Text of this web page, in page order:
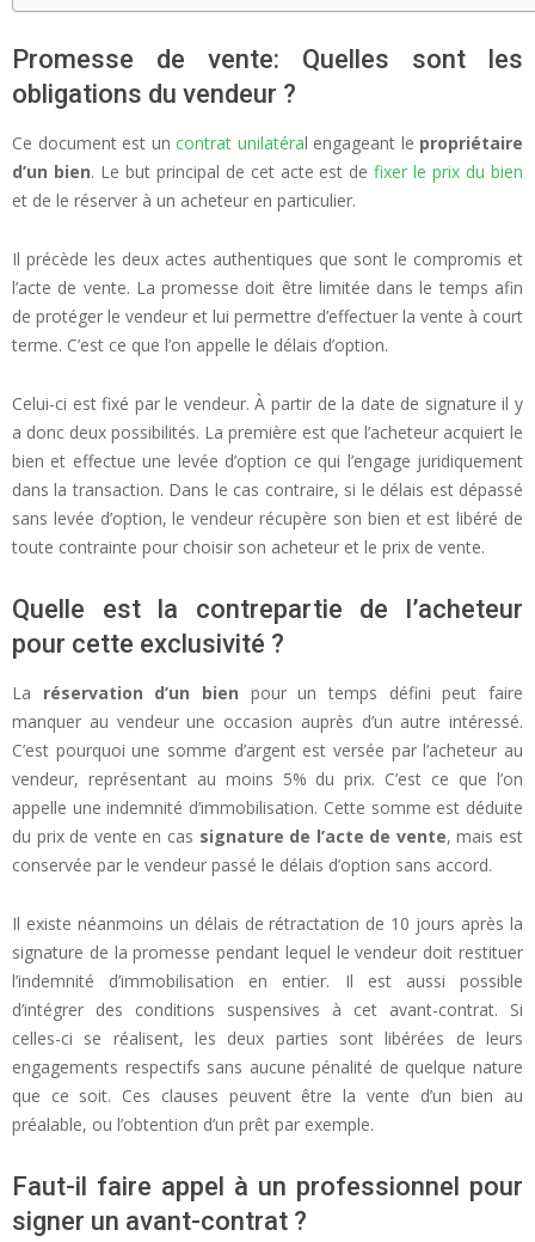
Promesse de vente: Quelles sont les
obligations du vendeur ?
Ce document est un contrat unilatéral engageant le propriétaire
d’un bien. Le but principal de cet acte est defixer le prix du bien
et de le réserver à un acheteur en particulier.
Il précède les deux actes authentiques que sont le compromis et
l’acte de vente. La promesse doit être limitée dans le temps afin
de protéger le vendeur et lui permettre d’effectuer la vente à court
terme. C’est ce que l’on appelle le délais d’option.
Celui-ci est fixé par le vendeur. À partir de la date de signature il y
a donc deux possibilités. La première est que l’acheteur acquiert le
bien et effectue une levée d’option ce qui l’engage juridiquement
dans la transaction. Dans le cas contraire, si le délais est dépassé
sans levée d’option, le vendeur récupère son bien et est libéré de
toute contrainte pour choisir son acheteur et le prix de vente.
Quelle est la contrepartie de l’acheteur
pour cette exclusivité ?
La réservation d’un bien pour un temps défini peut faire
manquer au vendeur une occasion auprès d’un autre intéressé.
C’est pourquoi une somme d’argent est versée par l’acheteur au
vendeur, représentant au moins 5% du prix. C’est ce que l’on
appelle une indemnité d’immobilisation. Cette somme est déduite
du prix de vente en cas signature de l’acte de vente, mais est
conservée par le vendeur passé le délais d’option sans accord.
Il existe néanmoins un délais de rétractation de 10 jours après la
signature de la promesse pendant lequel le vendeur doit restituer
l’indemnité d’immobilisation en entier. Il est aussi possible
d’intégrer des conditions suspensives à cet avant-contrat. Si
celles-ci se réalisent, les deux parties sont libérées de leurs
engagements respectifs sans aucune pénalité de quelque nature
que ce soit. Ces clauses peuvent être la vente d’un bien au
préalable, ou l’obtention d’un prêt par exemple.
Faut-il faire appel à un professionnel pour
signer un avant-contrat ?